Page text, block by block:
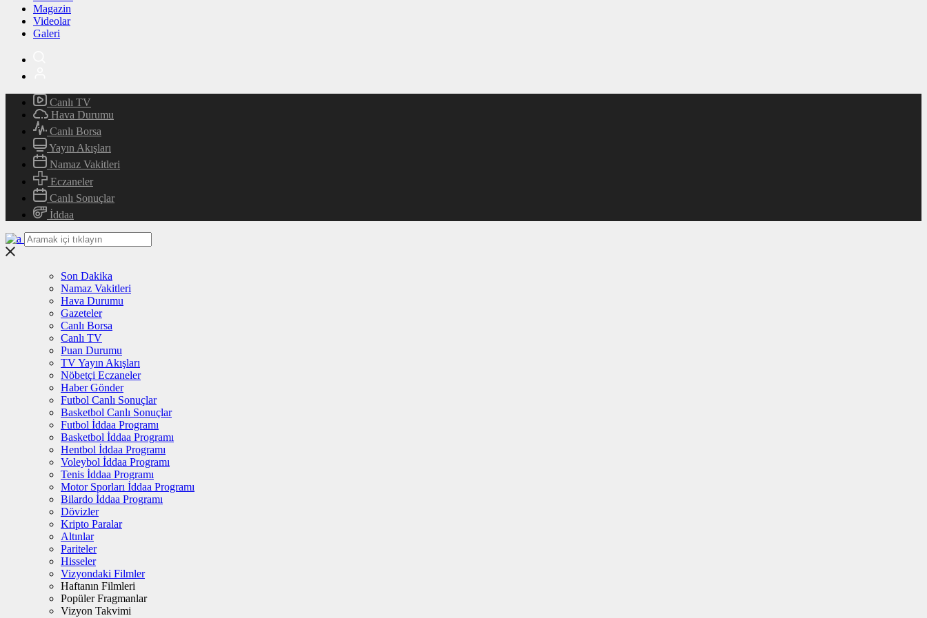
Magazin
Videolar
Galeri
Canlı TV
Hava Durumu
Canlı Borsa
Yayın Akışları
Namaz Vakitleri
Eczaneler
Canlı Sonuçlar
İddaa
Son Dakika
Namaz Vakitleri
Hava Durumu
Gazeteler
Canlı Borsa
Canlı TV
Puan Durumu
TV Yayın Akışları
Nöbetçi Eczaneler
Haber Gönder
Futbol Canlı Sonuçlar
Basketbol Canlı Sonuçlar
Futbol İddaa Programı
Basketbol İddaa Programı
Hentbol İddaa Programı
Voleybol İddaa Programı
Tenis İddaa Programı
Motor Sporları İddaa Programı
Bilardo İddaa Programı
Dövizler
Kripto Paralar
Altınlar
Pariteler
Hisseler
Vizyondaki Filmler
Haftanın Filmleri
Popüler Fragmanlar
Vizyon Takvimi